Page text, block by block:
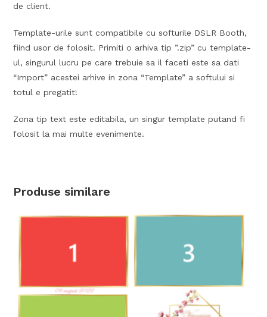
de client.
Template-urile sunt compatibile cu softurile DSLR Booth,
fiind usor de folosit. Primiti o arhiva tip ”.zip” cu template-
ul, singurul lucru pe care trebuie sa il faceti este sa dati
“Import” acestei arhive in zona “Template” a softului si
totul e pregatit!
Zona tip text este editabila, un singur template putand fi
folosit la mai multe evenimente.
Produse similare